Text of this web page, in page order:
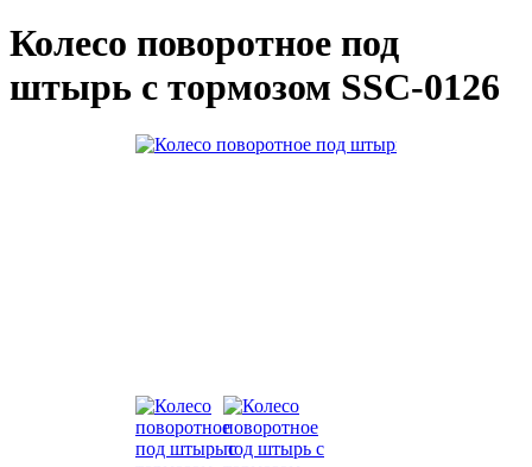
Колесо поворотное под
штырь с тормозом SSC-0126